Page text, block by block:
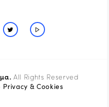
All Rights Reserved
Privacy & Cookies